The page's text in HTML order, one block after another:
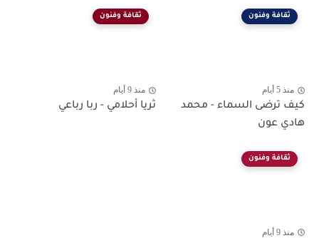
ثقافة وفنون
منذ 5 أيام
كيف ترضى السماء - محمد
هادي عون
ثقافة وفنون
منذ 9 أيام
ثريا أحلامي - ربا رباعي
ثقافة وفنون
منذ 9 أيام